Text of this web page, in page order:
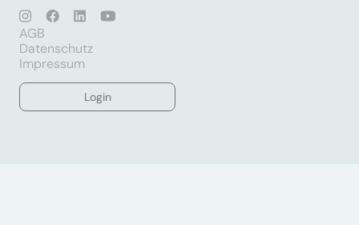
AGB
Datenschutz
Impressum
Login